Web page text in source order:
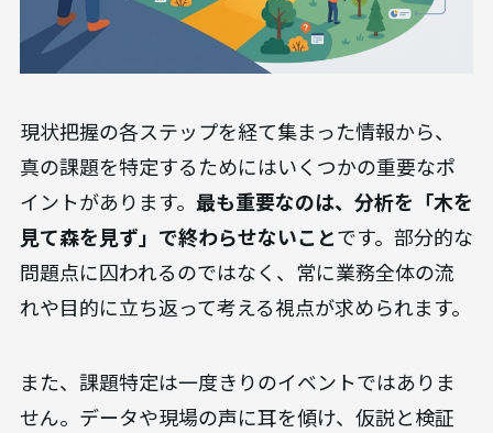
現状把握の各ステップを経て集まった情報から、
真の課題を特定するためにはいくつかの重要なポ
イントがあります。 最も重要なのは、分析を「木を
見て森を見ず」で終わらせないことです。部分的な
問題点に囚われるのではなく、常に業務全体の流
れや目的に立ち返って考える視点が求められます。
また、課題特定は一度きりのイベントではありま
せん。データや現場の声に耳を傾け、仮説と検証